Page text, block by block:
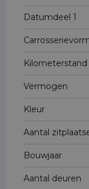
Datumdeel 1
Kilometerstand
Vermogen
Kleur
Aantal
Bouwjaar
Aantal deuren